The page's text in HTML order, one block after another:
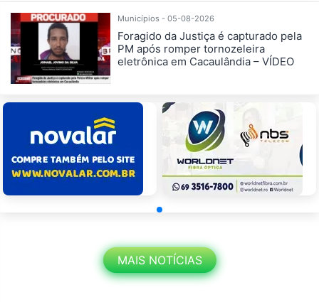
Municípios - 05-08-2026
Foragido da Justiça é capturado pela
PM após romper tornozeleira
eletrônica em Cacaulândia – VÍDEO
MAIS NOTÍCIAS